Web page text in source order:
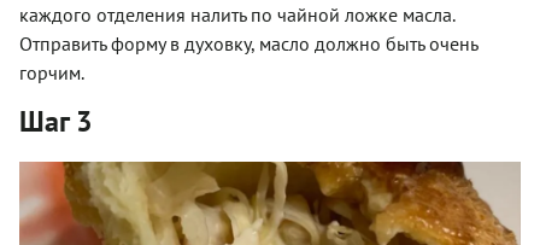
каждого отделения налить по чайной ложке масла.
Отправить форму в духовку, масло должно быть очень
горчим.
Шаг 3